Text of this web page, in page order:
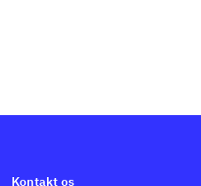
Kontakt os